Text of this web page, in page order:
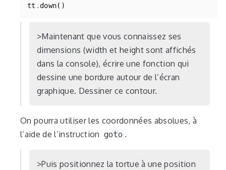
tt .down()
Maintenant que vous connaissez ses
dimensions (width et height sont affichés
dans la console), écrire une fonction qui
dessine une bordure autour de l’écran
graphique. Dessiner ce contour.
On pourra utiliser les coordonnées absolues, à
l’aide de l’instruction goto .
Puis positionnez la tortue à une position